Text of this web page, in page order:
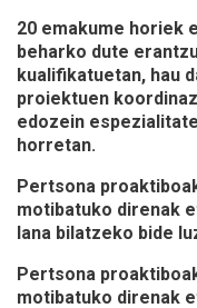
20 emakume horiek
beharko dute
kualifikatuetan, hau
proiektuen
edozein
horretan.
Pertsona
motibatuko direnak
lana bilatzeko bide
Pertsona
motibatuko direnak